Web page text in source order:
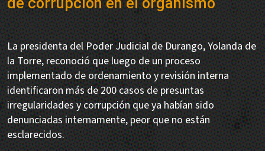
La presidenta del Poder Judicial de Durango, Yolanda de
la Torre, reconoció que luego de un proceso
implementado de ordenamiento y revisión interna
identificaron más de 200 casos de presuntas
irregularidades y corrupción que ya habían sido
denunciadas internamente, peor que no están
esclarecidos.